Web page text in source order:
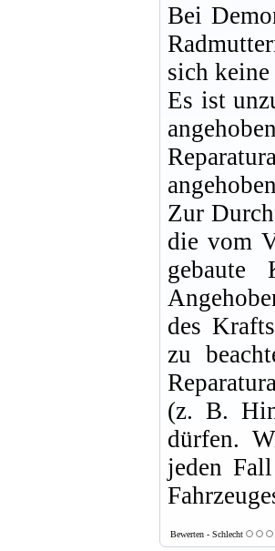
Bei
sich keine
Es ist
Zur
die vom
gebaute
des
zu
(z. B.
dürfen.
jeden
Bewerten - Schlecht